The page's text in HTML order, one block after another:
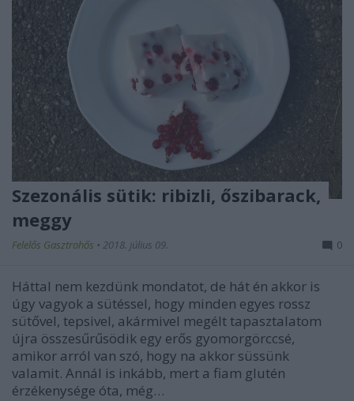
Szezonális sütik: ribizli, őszibarack,
meggy
Felelős Gasztrohős • 2018. július 09. 0
Háttal nem kezdünk mondatot, de hát én akkor is
úgy vagyok a sütéssel, hogy minden egyes rossz
sütővel, tepsivel, akármivel megélt tapasztalatom
újra összesűrűsödik egy erős gyomorgörccsé,
amikor arról van szó, hogy na akkor süssünk
valamit. Annál is inkább, mert a fiam glutén
érzékenysége óta, még…